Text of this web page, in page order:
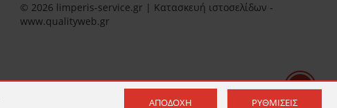
© 2026 limperis-service.gr | Κατασκευή ιστοσελίδων -
www.qualityweb.gr
ΑΠΟΔΟΧΉ ΡΥΘΜΊΣΕΙΣ